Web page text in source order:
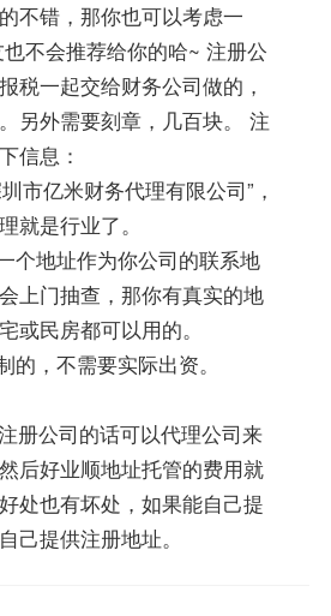
不错，那你也可以考虑一
不会推荐给你的哈~ 注册公
税一起交给财务公司做的，
另外需要刻章，几百块。 注
信息：
市亿米财务代理有限公司”，
就是行业了。
个地址作为你公司的联系地
上门抽查，那你有真实的地
或民房都可以用的。
，不需要实际出资。
册公司的话可以代理公司来
后好业顺地址托管的费用就
处也有坏处，如果能自己提
己提供注册地址。